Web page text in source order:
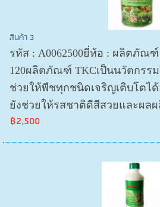
สินค้า 3
รหัส : A0062500ยี่ห้อ : ผลิตภัณ
120ผลิตภัณฑ์ TKCเป็นนวัตกรร
ช่วยให้พืชทุกชนิดเจริญเติบโตไ
ยังช่วยให้รสชาติดีสีสวยและผลผ
฿2,500